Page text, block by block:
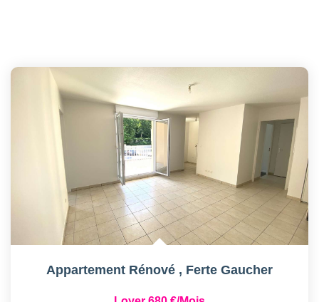
Appartement Rénové , Ferte Gaucher